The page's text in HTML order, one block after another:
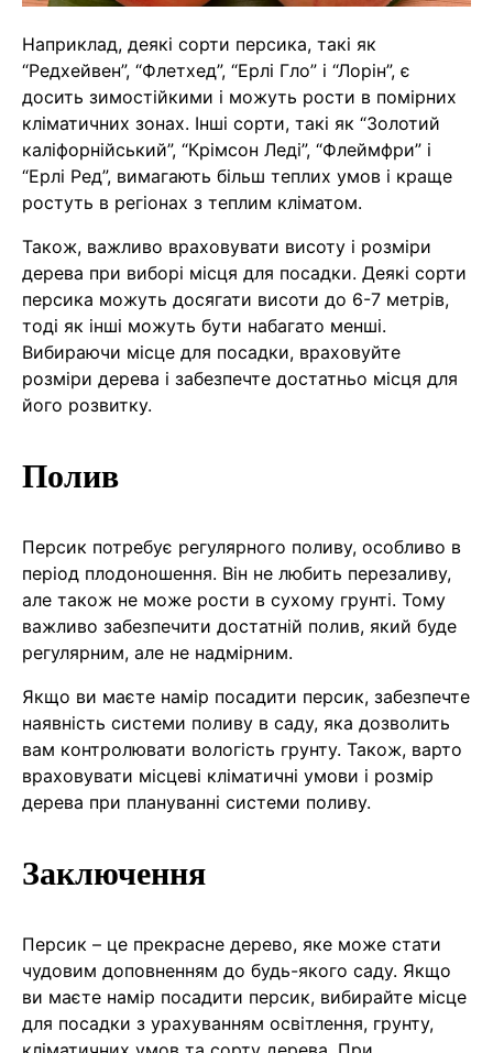
Наприклад, деякі сорти персика, такі як
“Редхейвен”, “Флетхед”, “Ерлі Гло” і “Лорін”, є
досить зимостійкими і можуть рости в помірних
кліматичних зонах. Інші сорти, такі як “Золотий
каліфорнійський”, “Крімсон Леді”, “Флеймфри” і
“Ерлі Ред”, вимагають більш теплих умов і краще
ростуть в регіонах з теплим кліматом.
Також, важливо враховувати висоту і розміри
дерева при виборі місця для посадки. Деякі сорти
персика можуть досягати висоти до 6-7 метрів,
тоді як інші можуть бути набагато менші.
Вибираючи місце для посадки, враховуйте
розміри дерева і забезпечте достатньо місця для
його розвитку.
Полив
Персик потребує регулярного поливу, особливо в
період плодоношення. Він не любить перезаливу,
але також не може рости в сухому грунті. Тому
важливо забезпечити достатній полив, який буде
регулярним, але не надмірним.
Якщо ви маєте намір посадити персик, забезпечте
наявність системи поливу в саду, яка дозволить
вам контролювати вологість грунту. Також, варто
враховувати місцеві кліматичні умови і розмір
дерева при плануванні системи поливу.
Заключення
Персик – це прекрасне дерево, яке може стати
чудовим доповненням до будь-якого саду. Якщо
ви маєте намір посадити персик, вибирайте місце
для посадки з урахуванням освітлення, грунту,